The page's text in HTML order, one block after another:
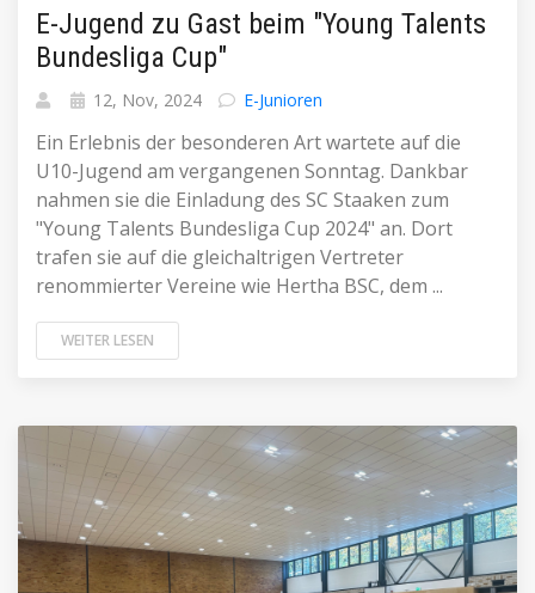
E-Jugend zu Gast beim "Young Talents
Bundesliga Cup"
12, Nov, 2024 E-Junioren
Ein Erlebnis der besonderen Art wartete auf die
U10-Jugend am vergangenen Sonntag. Dankbar
nahmen sie die Einladung des SC Staaken zum
"Young Talents Bundesliga Cup 2024" an. Dort
trafen sie auf die gleichaltrigen Vertreter
renommierter Vereine wie Hertha BSC, dem ...
WEITER LESEN